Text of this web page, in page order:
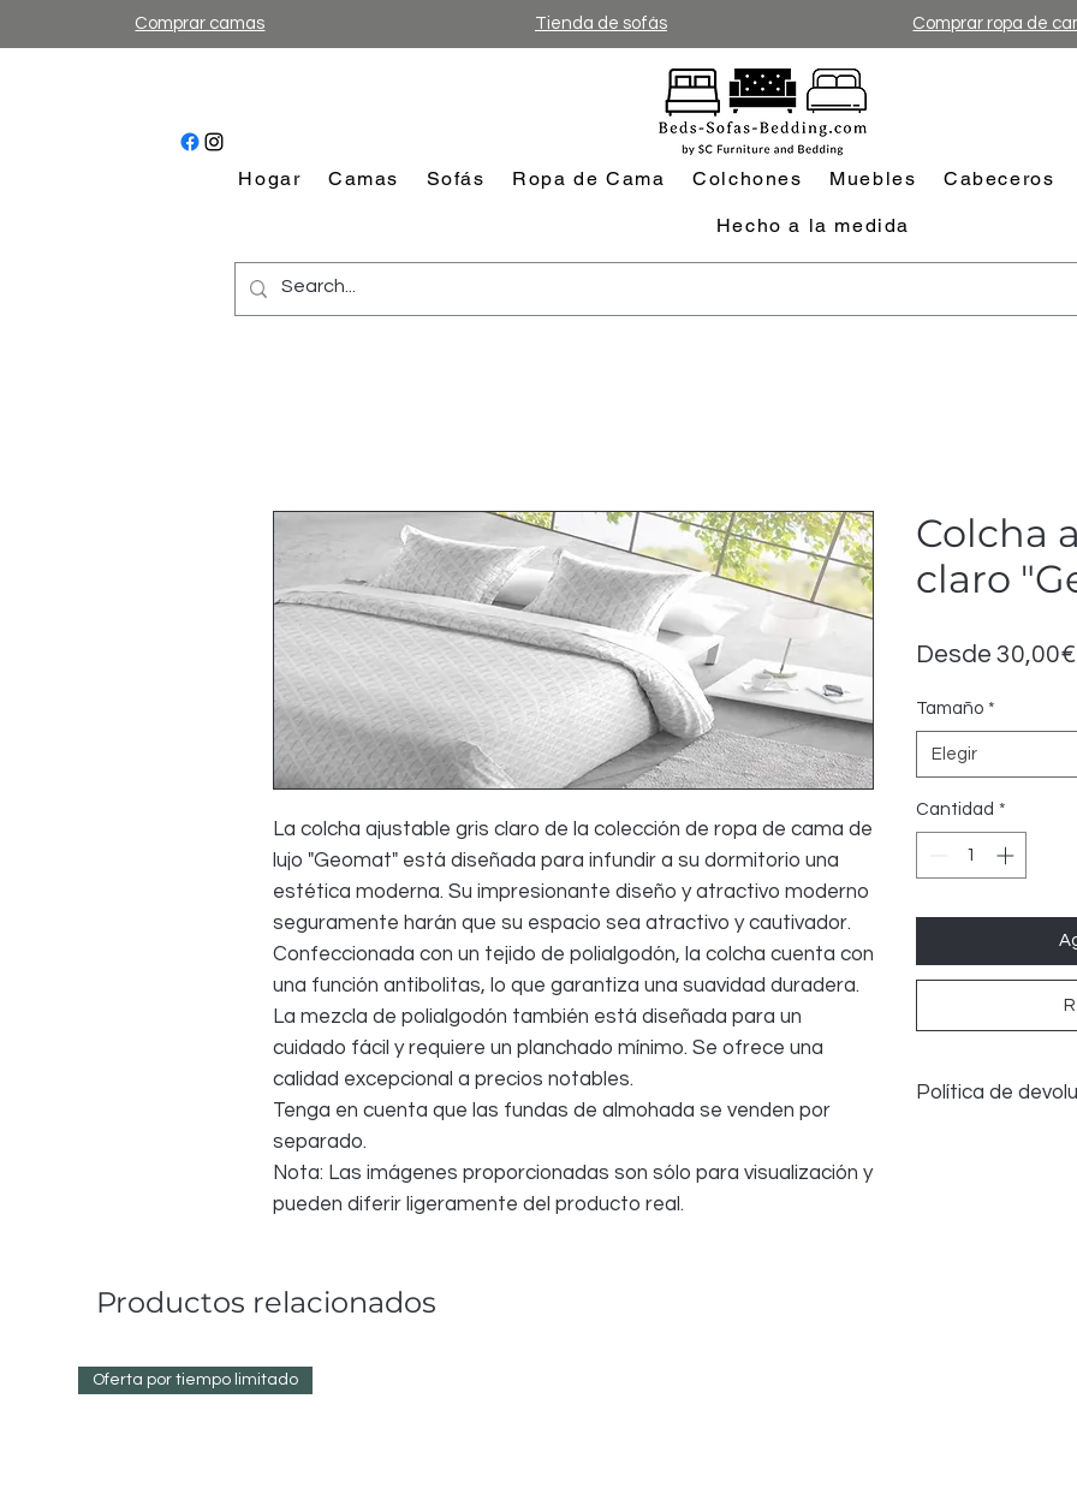
Comprar camas Tienda de sofás Comprar ropa de
Hogar Camas Sofás Ropa de Cama Colchones Muebles Cabeceros
Hecho a la medida
La colcha ajustable gris claro de la colección de ropa de cama de
lujo "Geomat" está diseñada para infundir a su dormitorio una
estética moderna. Su impresionante diseño y atractivo moderno
seguramente harán que su espacio sea atractivo y cautivador.
Confeccionada con un tejido de polialgodón, la colcha cuenta con
una función antibolitas, lo que garantiza una suavidad duradera.
La mezcla de polialgodón también está diseñada para un
cuidado fácil y requiere un planchado mínimo. Se ofrece una
calidad excepcional a precios notables.
Tenga en cuenta que las fundas de almohada se venden por
separado.
Nota: Las imágenes proporcionadas son sólo para visualización y
pueden diferir ligeramente del producto real.
Colcha
claro
Desde 30,00€
Tamaño *
Elegir
Cantidad *
Política de
Productos relacionados
Oferta por tiempo limitado